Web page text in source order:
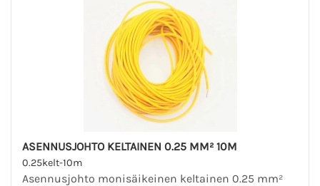
ASENNUSJOHTO KELTAINEN 0.25 MM² 10M
0.25kelt-10m
Asennusjohto monisäikeinen keltainen 0.25 mm²